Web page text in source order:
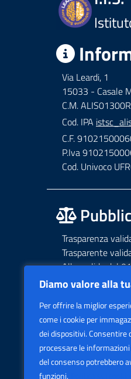
Diamo valore alla
Per offrire la miglior
come i cookie per
dei dispositivi. Consentire
processare le
del consenso potrebbero
funzioni.
Via Leardi, 1
15033 - Casale
C.M. ALIS01300R
Cod. IPA
C.F.
P.Iva
Cod. Univoco
Trasparenza
Trasparente
Albo valido dal
Albo valido fino
Privacy –
Accessibilità